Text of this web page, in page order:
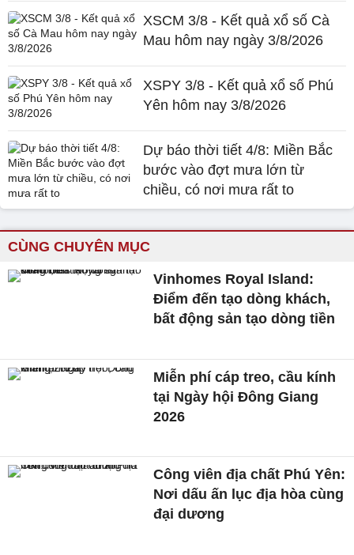
XSCM 3/8 - Kết quả xổ số Cà
Mau hôm nay ngày 3/8/2026
XSPY 3/8 - Kết quả xổ số Phú
Yên hôm nay 3/8/2026
Dự báo thời tiết 4/8: Miền Bắc
bước vào đợt mưa lớn từ
chiều, có nơi mưa rất to
CÙNG CHUYÊN MỤC
Vinhomes Royal Island:
Điểm đến tạo dòng khách,
bất động sản tạo dòng tiền
Miễn phí cáp treo, cầu kính
tại Ngày hội Đông Giang
2026
Công viên địa chất Phú Yên:
Nơi dấu ấn lục địa hòa cùng
đại dương